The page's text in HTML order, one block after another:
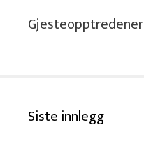
Gjesteopptredener
Siste innlegg